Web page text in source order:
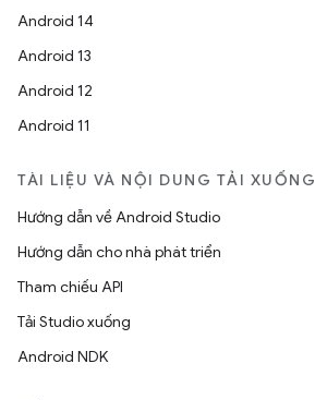
Android 14
Android 13
Android 12
Android 11
TÀI LIỆU VÀ NỘI DUNG TẢI XUỐNG
Hướng dẫn về Android Studio
Hướng dẫn cho nhà phát triển
Tham chiếu API
Tải Studio xuống
Android NDK